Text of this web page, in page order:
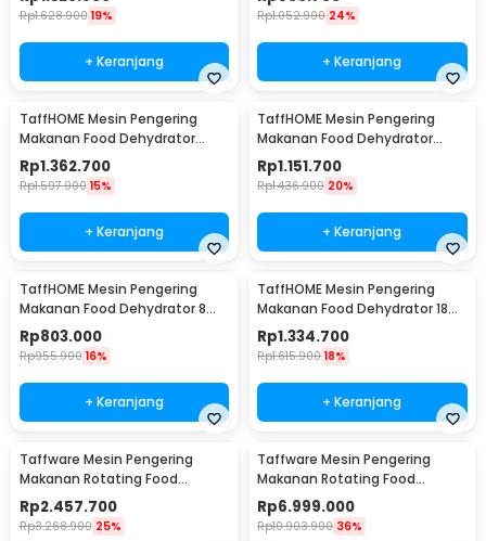
Rp1.628.900 19%
+ Keranjang
Rp1.052.900 24%
+ Keranjang
TaffHOME Mesin Pengering
Makanan Food Dehydrator
Touch Panel 18 Layer - LT65
Rp1.362.700
Rp1.597.900 15%
+ Keranjang
TaffHOME Mesin Pengering
Makanan Food Dehydrator
Touch Panel 12 Layer - LT65
Rp1.151.700
Rp1.436.900 20%
+ Keranjang
TaffHOME Mesin Pengering
Makanan Food Dehydrator 8
Layer 220V 400W - LT70
Rp803.000
Rp955.900 16%
+ Keranjang
TaffHOME Mesin Pengering
Makanan Food Dehydrator 18
Layer 220V 800W - LT75
Rp1.334.700
Rp1.615.900 18%
+ Keranjang
Taffware Mesin Pengering
Makanan Rotating Food
Dehydrator 1Layer 1600W - LT80
Rp2.457.700
Rp3.268.900 25%
Taffware Mesin Pengering
Makanan Rotating Food
Dehydrator 40 Layer - LT85
Rp6.999.000
Rp10.903.900 36%